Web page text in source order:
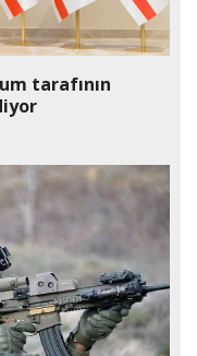
tarafının